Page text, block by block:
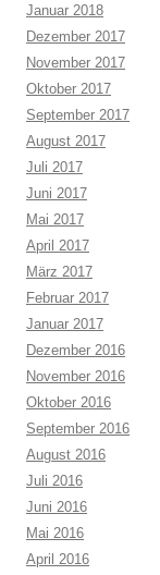
Januar 2018
Dezember 2017
November 2017
Oktober 2017
September 2017
August 2017
Juli 2017
Juni 2017
Mai 2017
April 2017
März 2017
Februar 2017
Januar 2017
Dezember 2016
November 2016
Oktober 2016
September 2016
August 2016
Juli 2016
Juni 2016
Mai 2016
April 2016